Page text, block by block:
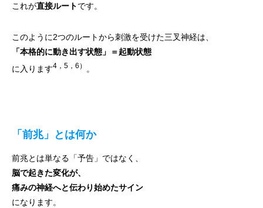
これが直接ルートです。
このように2つのルートから刺激を受けた三叉神経は、
「本格的に動き出す状態」＝起動状態
に入ります4，5，6） 。
「前兆」とは何か
前兆とは単なる「予告」ではなく、
脳で起きた変化が、
痛みの神経へと伝わり始めたサイン
になります。